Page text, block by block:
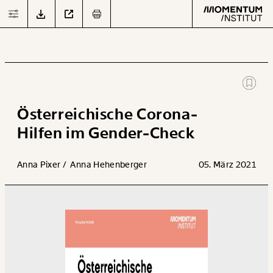
Arbeit
Verteilung
Klima
Datensätze
second
Österreichische Corona-
Hilfen im Gender-Check
Anna Pixer / Anna Hehenberger 05. März 2021
JETZT